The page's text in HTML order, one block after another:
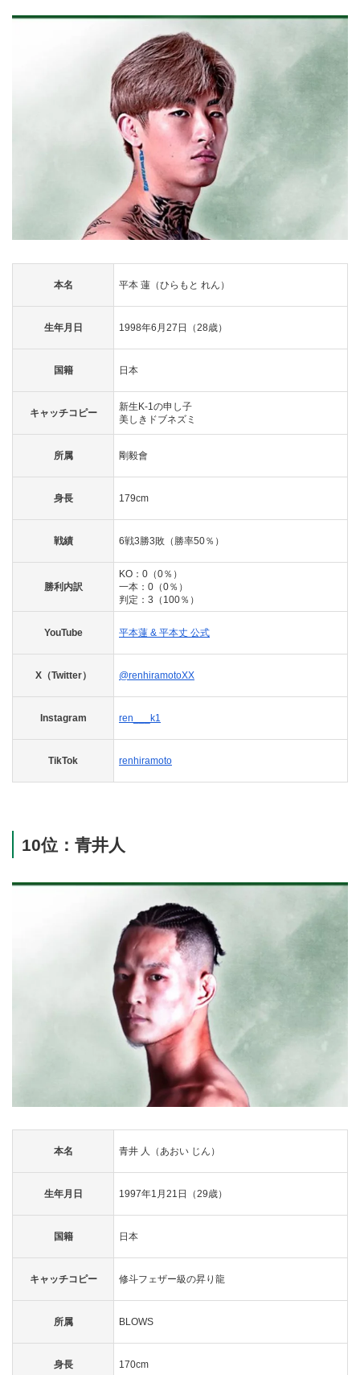
本名 平本 蓮（ひらもと れん）
生年月日 1998年6月27日（28歳）
国籍 日本
キャッチコピー
新生K-1の申し子
美しきドブネズミ
所属 剛毅會
身長 179cm
戦績 6戦3勝3敗（勝率50％）
勝利内訳
KO：0（0％）
一本：0（0％）
判定：3（100％）
YouTube 平本蓮 & 平本丈 公式
X（Twitter） @renhiramotoXX
Instagram ren___k1
TikTok renhiramoto
10位：青井人
本名 青井 人（あおい じん）
生年月日 1997年1月21日（29歳）
国籍 日本
キャッチコピー 修斗フェザー級の昇り龍
所属 BLOWS
身長 170cm